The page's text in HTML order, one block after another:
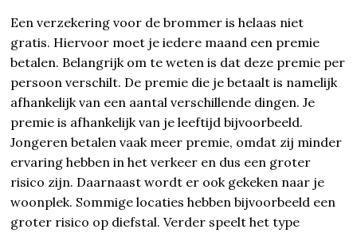
Een verzekering voor de brommer is helaas niet
gratis. Hiervoor moet je iedere maand een premie
betalen. Belangrijk om te weten is dat deze premie per
persoon verschilt. De premie die je betaalt is namelijk
afhankelijk van een aantal verschillende dingen. Je
premie is afhankelijk van je leeftijd bijvoorbeeld.
Jongeren betalen vaak meer premie, omdat zij minder
ervaring hebben in het verkeer en dus een groter
risico zijn. Daarnaast wordt er ook gekeken naar je
woonplek. Sommige locaties hebben bijvoorbeeld een
groter risico op diefstal. Verder speelt het type